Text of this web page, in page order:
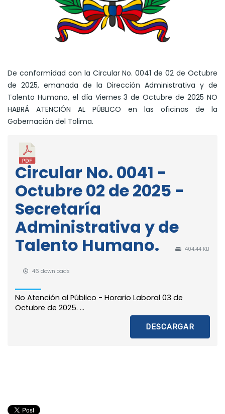
De conformidad con la Circular No. 0041 de 02 de Octubre
de 2025, emanada de la Dirección Administrativa y de
Talento Humano, el día Viernes 3 de Octubre de 2025 NO
HABRÁ ATENCIÓN AL PÚBLICO en las oficinas de la
Gobernación del Tolima.
Circular No. 0041 -
Octubre 02 de 2025 -
Secretaría
Administrativa y de
Talento Humano.
404.44 KB
46 downloads
No Atención al Público - Horario Laboral 03 de
Octubre de 2025. ...
DESCARGAR